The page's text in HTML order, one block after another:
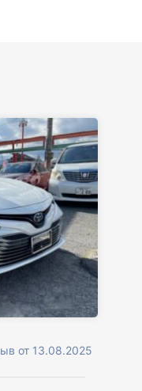
от 13.08.2025